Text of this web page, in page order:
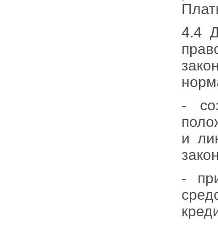
4.4
-
и
-